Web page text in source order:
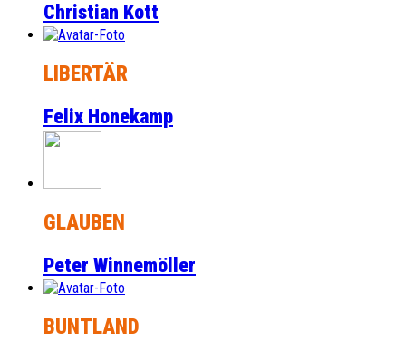
Christian Kott
LIBERTÄR
Felix Honekamp
GLAUBEN
Peter Winnemöller
BUNTLAND